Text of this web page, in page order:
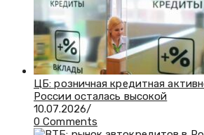
ЦБ: розничная кредитная
России осталась высокой
10.07.2026/
0 Comments